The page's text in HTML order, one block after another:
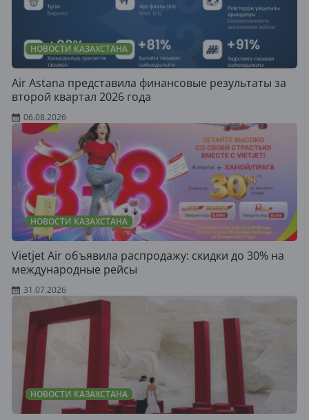
НОВОСТИ КАЗАХСТАНА
Air Astana представила финансовые результаты за
второй квартал 2026 года
06.08.2026
НОВОСТИ КАЗАХСТАНА
Vietjet Air объявила распродажу: скидки до 30% на
международные рейсы
31.07.2026
НОВОСТИ КАЗАХСТАНА